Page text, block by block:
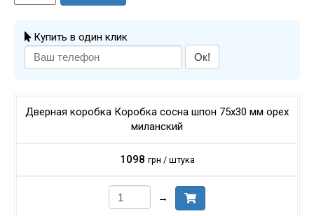
Купить в один клик
Ок!
Дверная коробка Коробка сосна шпон 75х30 мм орех
миланский
1098 грн / штука
→